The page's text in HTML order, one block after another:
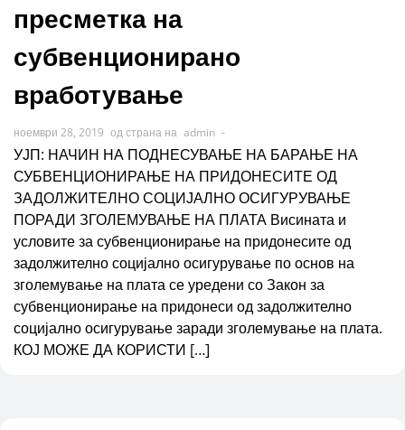
пресметка на
субвенционирано
вработување
ноември 28, 2019 од страна на admin -
УЈП: НАЧИН НА ПОДНЕСУВАЊЕ НА БАРАЊЕ НА
СУБВЕНЦИОНИРАЊЕ НА ПРИДОНЕСИТЕ ОД
ЗАДОЛЖИТЕЛНО СОЦИЈАЛНО ОСИГУРУВАЊЕ
ПОРАДИ ЗГОЛЕМУВАЊЕ НА ПЛАТА Висината и
условите за субвенционирање на придонесите од
задолжително социјално осигурување по основ на
зголемување на плата се уредени со Закон за
субвенционирање на придонеси од задолжително
социјално осигурување заради зголемување на плата.
КОЈ МОЖЕ ДА КОРИСТИ […]